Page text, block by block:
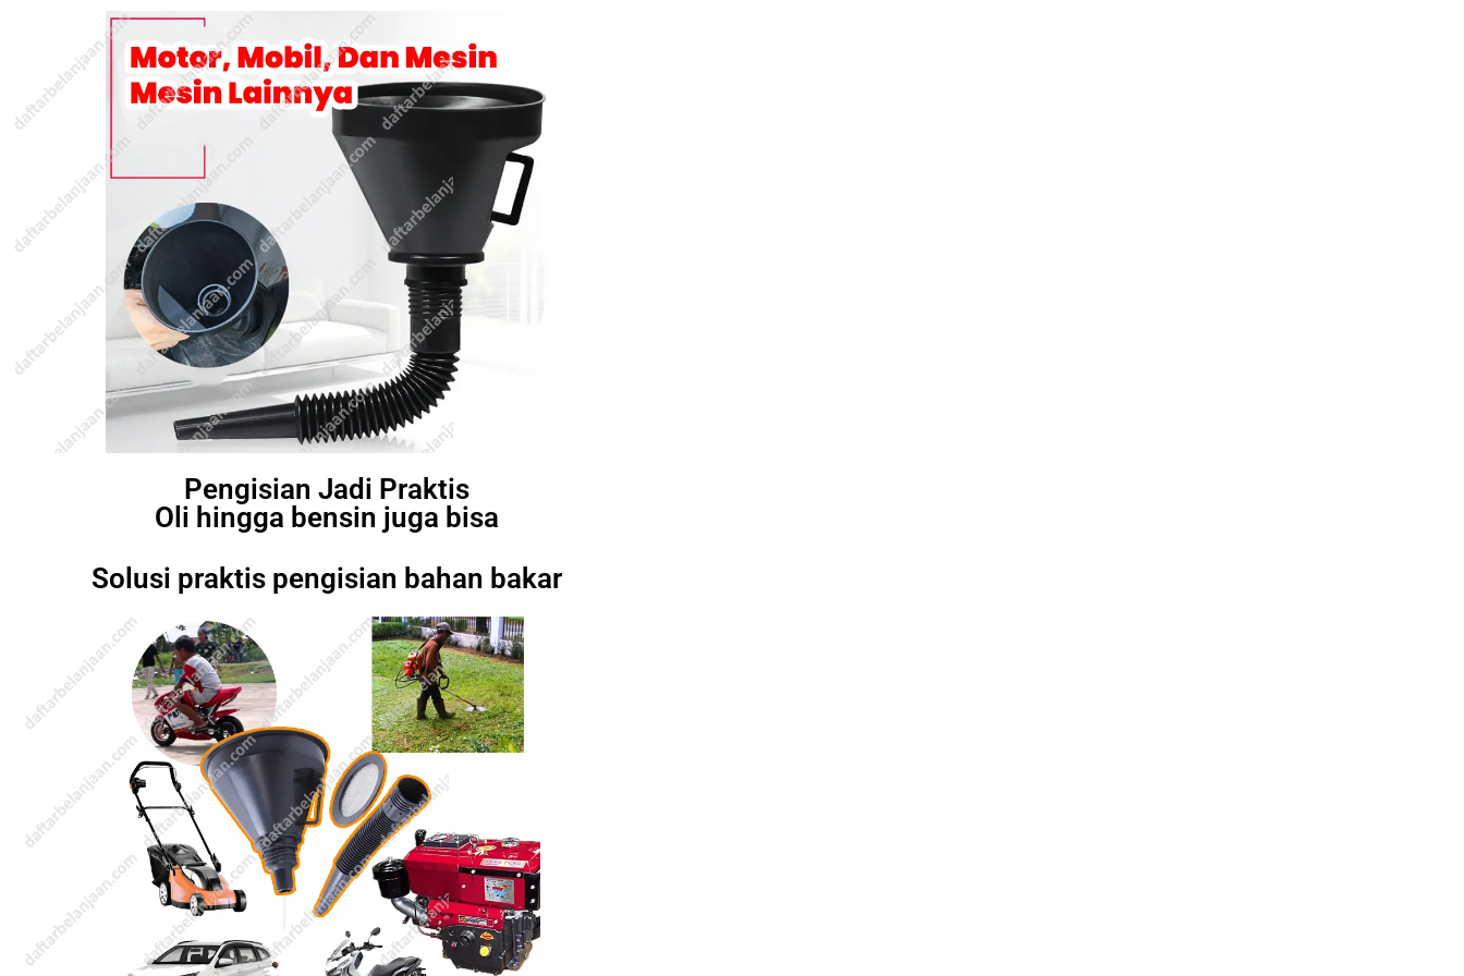
Pengisian Jadi Praktis
Oli hingga bensin juga bisa
Solusi praktis pengisian bahan bakar